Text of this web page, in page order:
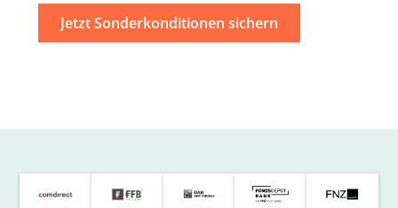
Jetzt Sonderkonditionen sichern